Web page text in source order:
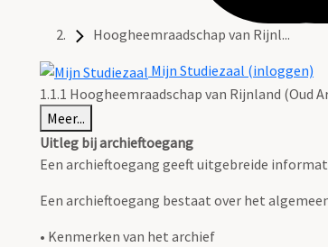
Hoogheemraadschap van Rijnl...
Mijn Studiezaal (inloggen)
1.1.1 Hoogheemraadschap van Rijnland (Oud
Meer...
Uitleg bij archieftoegang
Een archieftoegang geeft uitgebreide
Een archieftoegang bestaat over het
• Kenmerken van het archief